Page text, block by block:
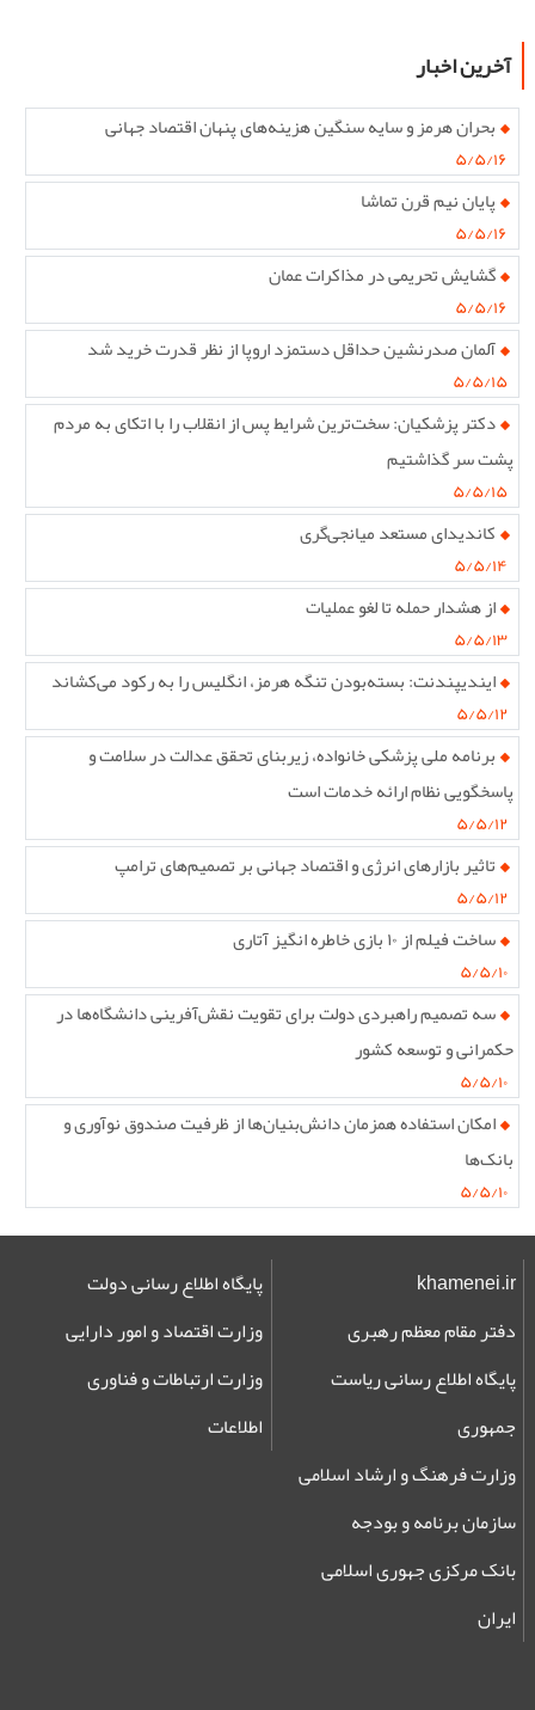
آخرین اخبار
بحران هرمز و سایه سنگین هزینه‌های پنهان اقتصاد جهانی
۵/۵/۱۶
پایان نیم قرن تماشا
۵/۵/۱۶
گشایش تحریمی در مذاکرات عمان
۵/۵/۱۶
آلمان صدرنشین حداقل دستمزد اروپا از نظر قدرت خرید شد
۵/۵/۱۵
دکتر پزشکیان: سخت‌ترین شرایط پس از انقلاب را با اتکای به مردم
پشت سر گذاشتیم
۵/۵/۱۵
کاندیدای مستعد میانجی‌گری
۵/۵/۱۴
از هشدار حمله تا لغو عملیات
۵/۵/۱۳
ایندیپندنت: بسته‌بودن تنگه هرمز، انگلیس را به رکود می‌کشاند
۵/۵/۱۲
برنامه ملی پزشکی خانواده، زیربنای تحقق عدالت در سلامت و
پاسخگویی نظام ارائه خدمات است
۵/۵/۱۲
تاثیر بازارهای انرژی و اقتصاد جهانی بر تصمیم‌های ترامپ
۵/۵/۱۲
ساخت فیلم از ۱۰ بازی خاطره انگیز آتاری
۵/۵/۱۰
سه تصمیم راهبردی دولت برای تقویت نقش‌آفرینی دانشگاه‌ها در
حکمرانی و توسعه کشور
۵/۵/۱۰
امکان استفاده همزمان دانش‌بنیان‌ها از ظرفیت صندوق نوآوری و
بانک‌ها
۵/۵/۱۰
khamenei.ir
دفتر مقام معظم رهبری
پایگاه اطلاع رسانی ریاست
جمهوری
پایگاه اطلاع رسانی دولت
وزارت اقتصاد و امور دارایی
وزارت ارتباطات و فناوری
اطلاعات
وزارت فرهنگ و ارشاد اسلامی
سازمان برنامه و بودجه
بانک مرکزی جهوری اسلامی
ایران